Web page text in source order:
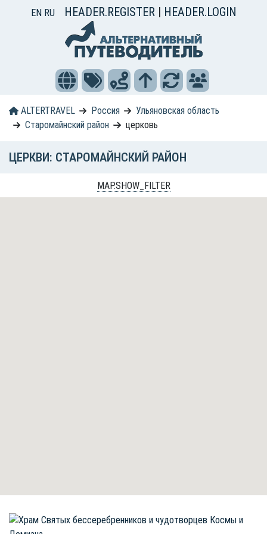
EN RU HEADER.REGISTER | HEADER.LOGIN
ALTERTRAVEL Россия
Ульяновская область
Старомайнский район
церковь
ЦЕРКВИ: СТАРОМАЙНСКИЙ РАЙОН
MAP.SHOW_FILTER